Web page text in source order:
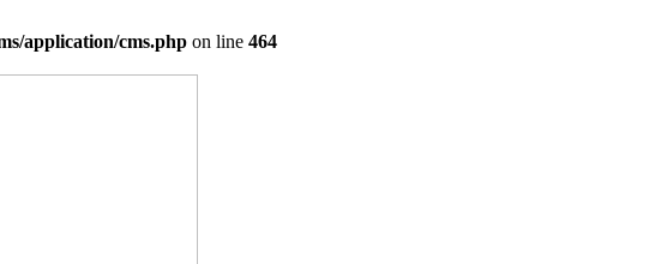
application/cms.php on line 464